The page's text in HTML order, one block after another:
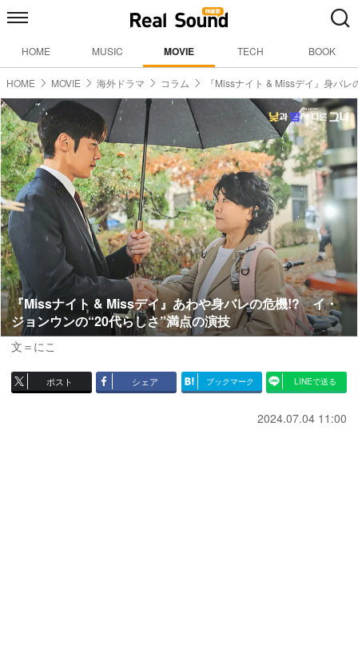
HOME MUSIC MOVIE TECH BOOK
HOME MOVIE 海外ドラマ コラム 『Missナイト & Missデイ』身バレ
『Missナイト & Missデイ』あわや身バレの危機!? イ・
ジョンウンの“20代らしさ”満点の演技
文＝にこ
ポスト シェア ブックマーク LINEで送る
2024.07.04 11:00